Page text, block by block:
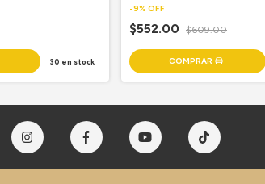
30 en stock
-9% OFF
$552.00 $609.00